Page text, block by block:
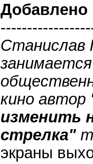
Добавлено
Станислав
кино автор
изменить
стрелка"
экраны